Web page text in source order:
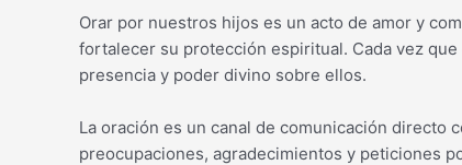
Orar por nuestros hijos es un acto de amor y
fortalecer su protección espiritual. Cada vez
presencia y poder divino sobre ellos.
La oración es un canal de comunicación directo
preocupaciones, agradecimientos y peticiones